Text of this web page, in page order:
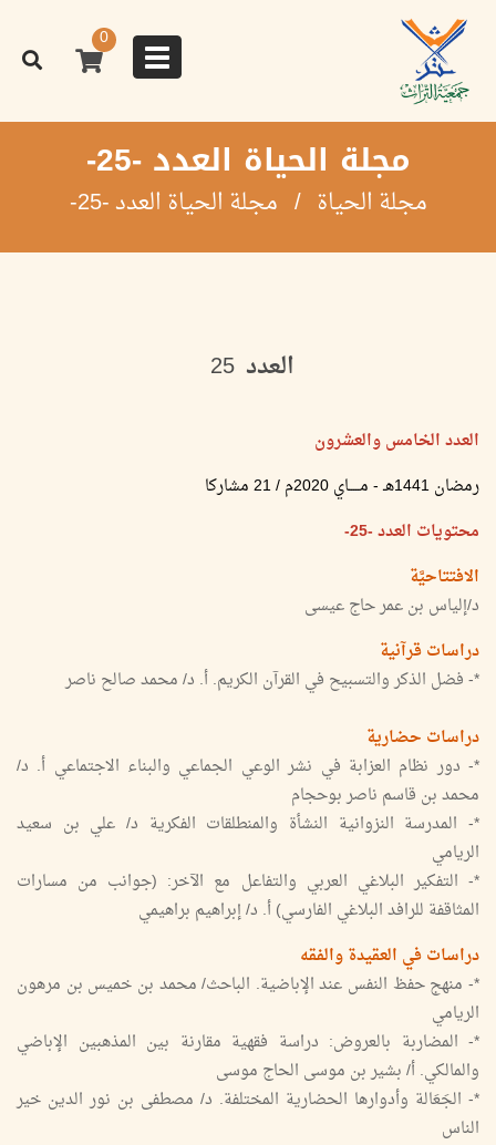
المحتوى
الرئيسي
Toggle
navigation
0
مجلة الحياة العدد -25-
مجلة الحياة مجلة الحياة العدد -25-
العدد 25
العدد الخامس والعشرون
رمضان 1441هـ - مـــــاي 2020م / 21 مشاركا
محتويات العدد -25-
الافتتاحيَّة
د/إلياس بن عمر حاج عيسى
دراسات قرآنية
*- فضل الذكر والتسبيح في القرآن الكريم. أ. د/ محمد صالح ناصر
دراسات حضارية
*- دور نظام العزابة في نشر الوعي الجماعي والبناء الاجتماعي أ. د/
محمد بن قاسم ناصر بوحجام
*- المدرسة النزوانية النشأة والمنطلقات الفكرية د/ علي بن سعيد
الريامي
*- التفكير البلاغي العربي والتفاعل مع الآخر: (جوانب من مسارات
المثاقفة للرافد البلاغي الفارسي) أ. د/ إبراهيم براهيمي
دراسات في العقيدة والفقه
*- منهج حفظ النفس عند الإباضية. الباحث/ محمد بن خميس بن مرهون
الريامي
*- المضاربة بالعروض: دراسة فقهية مقارنة بين المذهبين الإباضي
والمالكي. أ/ بشير بن موسى الحاج موسى
*- الجَعَالة وأدوارها الحضارية المختلفة. د/ مصطفى بن نور الدين خير
الناس